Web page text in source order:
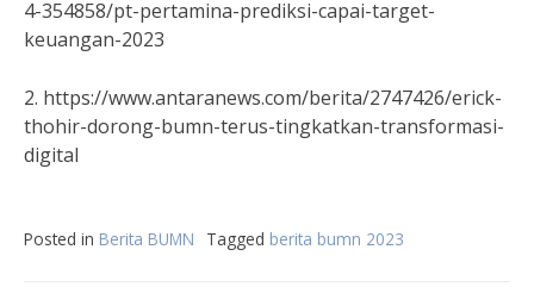
4-354858/pt-pertamina-prediksi-capai-target-
keuangan-2023
2. https://www.antaranews.com/berita/2747426/erick-
thohir-dorong-bumn-terus-tingkatkan-transformasi-
digital
Posted in Berita BUMN Tagged berita bumn 2023